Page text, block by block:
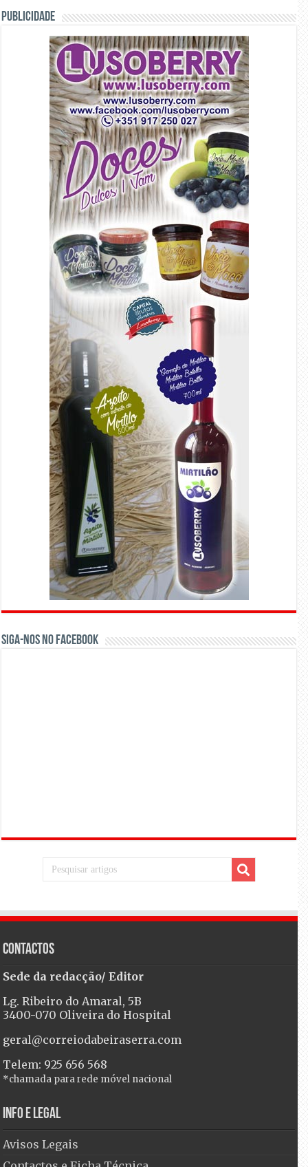
PUBLICIDADE
Siga-nos no Facebook
Contactos
Sede da redacção/ Editor
Lg. Ribeiro do Amaral, 5B
3400-070 Oliveira do Hospital
geral@correiodabeiraserra.com
Telem: 925 656 568
*chamada para rede móvel nacional
Info e Legal
Avisos Legais